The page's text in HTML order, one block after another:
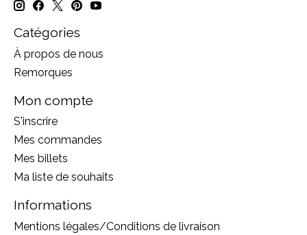
Catégories
À propos de nous
Remorques
Mon compte
S'inscrire
Mes commandes
Mes billets
Ma liste de souhaits
Informations
Mentions légales/Conditions de livraison